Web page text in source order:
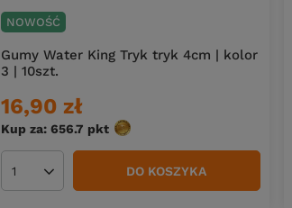
NOWOŚĆ
Gumy Water King Tryk tryk 4cm | kolor
3 | 10szt.
16,90 zł
Kup za: 656.7 pktpunktów
Ilość produktów DO KOSZYKA